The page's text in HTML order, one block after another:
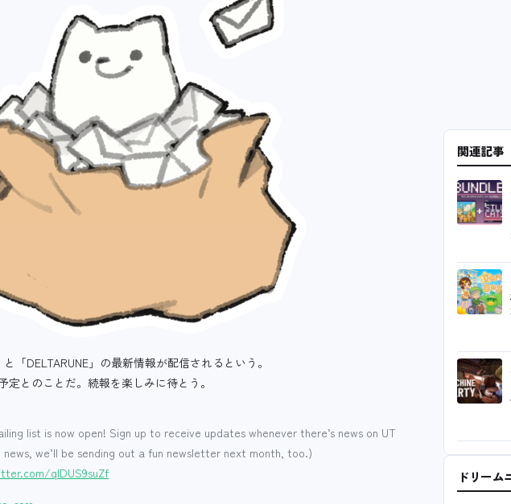
「DELTARUNE」の最新情報が配信されるという。
とのことだ。続報を楽しみに待とう。
list is now open! Sign up to receive updates whenever there’s news on UT
news, we’ll be sending out a fun newsletter next month, too.)
qIDUS9suZf
関連記事
ドリーム